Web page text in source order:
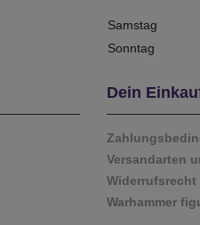
Samstag
Sonntag
Dein
Versandarten
Widerrufsrecht
Warhammer